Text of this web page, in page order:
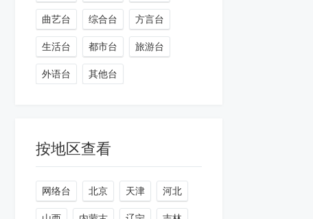
曲艺台 综合台 方言台
生活台 都市台 旅游台
外语台 其他台
按地区查看
网络台 北京 天津 河北